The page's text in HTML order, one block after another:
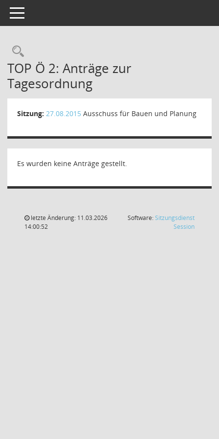
Toggle navigation
Rechercheauswahl
TOP Ö 2: Anträge zur
Tagesordnung
Sitzung: 27.08.2015 Ausschuss für Bauen und Planung
Es wurden keine Anträge gestellt.
letzte Änderung: 11.03.2026
14:00:52
Software:Sitzungsdienst
Session(Wird in